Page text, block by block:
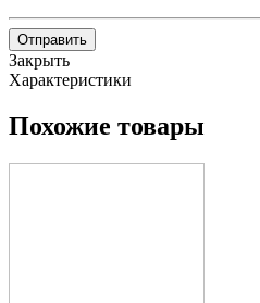
Отправить
Закрыть
Характеристики
Похожие товары